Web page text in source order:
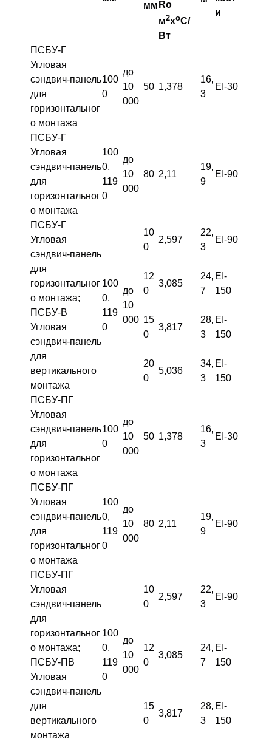
мм Ro
м2хоС/
Вт
и
ПСБУ-Г
Угловая
сэндвич-панель
для
горизонтальног
о монтажа
100
0
до
10
000
50 1,378
16,
3
EI-30
ПСБУ-Г
Угловая
сэндвич-панель
для
горизонтальног
о монтажа
100
0,
119
0
до
10
000
80 2,11
19,
9
EI-90
ПСБУ-Г
Угловая
сэндвич-панель
для
горизонтальног
о монтажа;
ПСБУ-В
Угловая
сэндвич-панель
для
вертикального
монтажа
100
0,
119
0
до
10
000
10
0
2,597
22,
3
EI-90
12
0
3,085
24,
7
EI-
150
15
0
3,817
28,
3
EI-
150
20
0
5,036
34,
3
EI-
150
ПСБУ-ПГ
Угловая
сэндвич-панель
для
горизонтальног
о монтажа
100
0
до
10
000
50 1,378
16,
3
EI-30
ПСБУ-ПГ
Угловая
сэндвич-панель
для
горизонтальног
о монтажа
100
0,
119
0
до
10
000
80 2,11
19,
9
EI-90
ПСБУ-ПГ
Угловая
сэндвич-панель
для
горизонтальног
о монтажа;
ПСБУ-ПВ
Угловая
сэндвич-панель
для
вертикального
монтажа
100
0,
119
0
до
10
000
10
0
2,597
22,
3
EI-90
12
0
3,085
24,
7
EI-
150
15
0
3,817
28,
3
EI-
150